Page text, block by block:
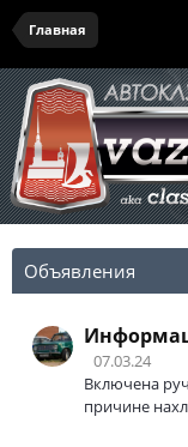
Главная
Объявления
07.03.24
Включена
причине